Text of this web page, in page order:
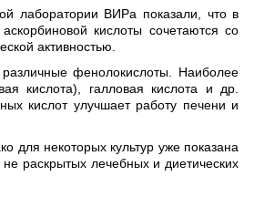
лаборатории ВИРа показали, что в
кислоты сочетаются со
активностью.
фенолокислоты. Наиболее
кислота), галловая кислота и др.
кислот улучшает работу печени и
некоторых культур уже показана
раскрытых лечебных и диетических